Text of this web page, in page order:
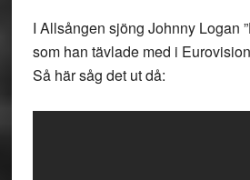
I Allsången sjöng Johnny Logan
som han tävlade med i
Så här såg det ut då: